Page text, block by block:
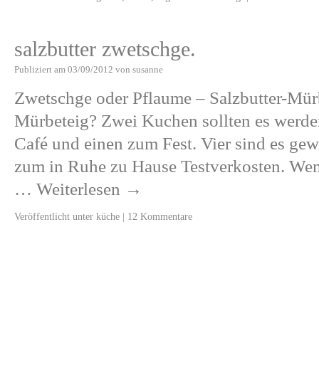
salzbutter zwetschge.
Publiziert am 03/09/2012 von susanne
Zwetschge oder Pflaume – Salzbutter-
Mürbeteig? Zwei Kuchen sollten es
Café und einen zum Fest. Vier sind es
zum in Ruhe zu Hause Testverkosten.
… Weiterlesen →
Veröffentlicht unter küche | 12 Kommentare